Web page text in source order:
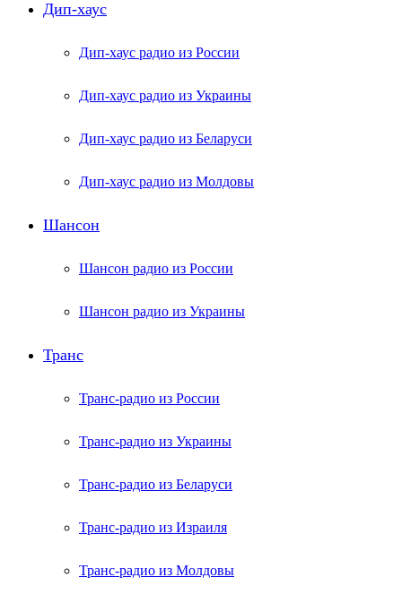
Дип-хаус
Дип-хаус радио из России
Дип-хаус радио из Украины
Дип-хаус радио из Беларуси
Дип-хаус радио из Молдовы
Шансон
Шансон радио из России
Шансон радио из Украины
Транс
Транс-радио из России
Транс-радио из Украины
Транс-радио из Беларуси
Транс-радио из Израиля
Транс-радио из Молдовы